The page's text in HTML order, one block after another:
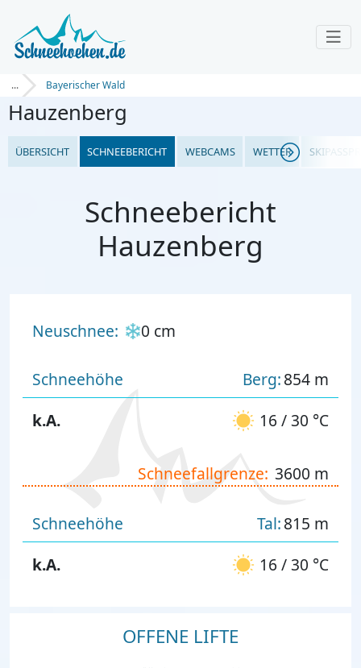
... Bayerischer Wald
Hauzenberg
ÜBERSICHT SCHNEEBERICHT WEBCAMS WETTER
Schneebericht
Hauzenberg
Neuschnee: 0 cm
Schneehöhe Berg:854 m
k.A.
16 / 30 °C
Schneefallgrenze: 3600 m
Schneehöhe Tal:815 m
k.A.
16 / 30 °C
OFFENE LIFTE